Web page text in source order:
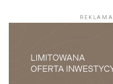
REKLAMA